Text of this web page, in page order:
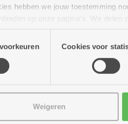
hebben we jouw toestemming
op onze pagina's. We delen
media, advertenties en
Cookies voor
Weigeren
de
ons